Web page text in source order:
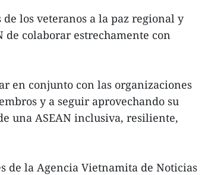
los veteranos a la paz regional y
colaborar estrechamente con
en conjunto con las organizaciones
y a seguir aprovechando su
una ASEAN inclusiva, resiliente,
de la Agencia Vietnamita de Noticias